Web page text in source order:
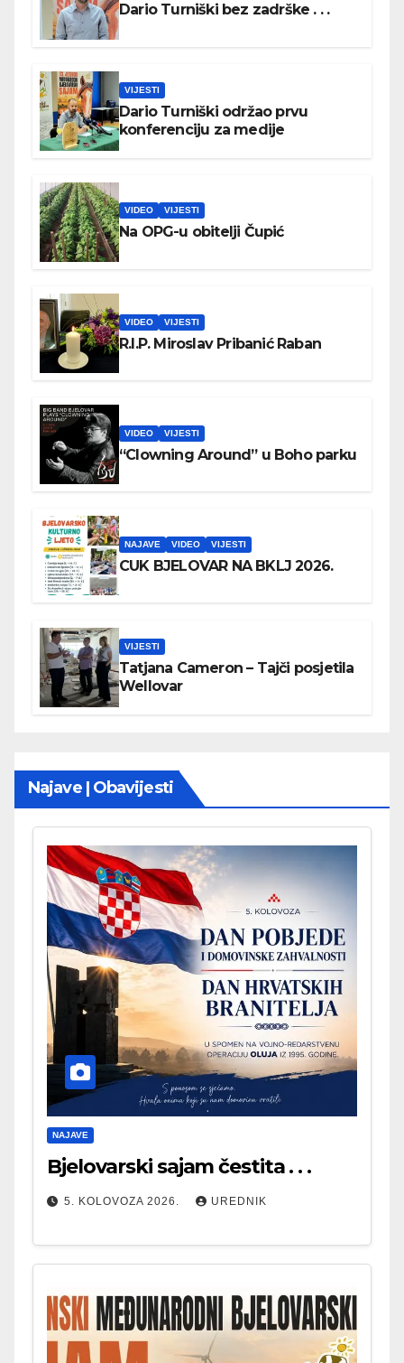
Dario Turniški bez zadrške . . .
VIJESTI
Dario Turniški održao prvu
konferenciju za medije
VIDEO VIJESTI
Na OPG-u obitelji Čupić
VIDEO VIJESTI
R.I.P. Miroslav Pribanić Raban
VIDEO VIJESTI
“Clowning Around” u Boho parku
NAJAVE VIDEO VIJESTI
CUK BJELOVAR NA BKLJ 2026.
VIJESTI
Tatjana Cameron – Tajči posjetila
Wellovar
Najave | Obavijesti
NAJAVE
Bjelovarski sajam čestita . . .
5. KOLOVOZA 2026. UREDNIK